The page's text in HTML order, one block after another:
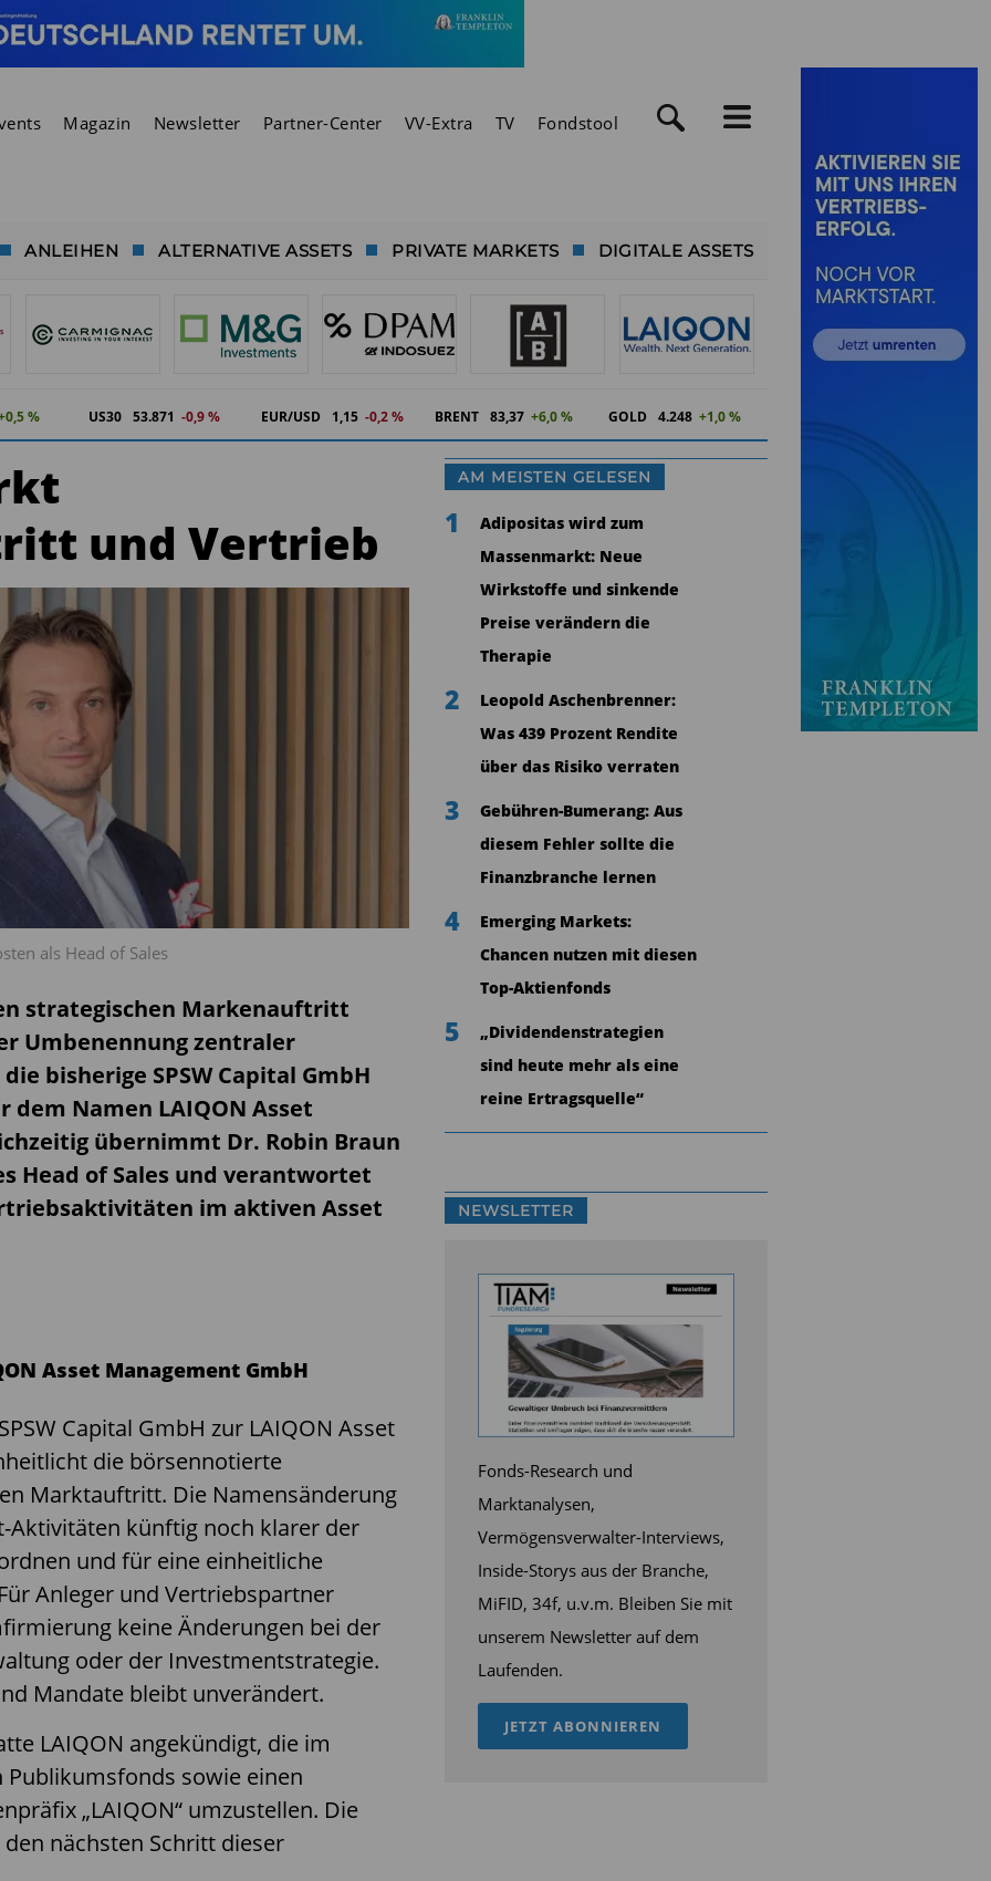
Magazin Newsletter Partner-Center VV-Extra TV Fondstool
ANLEIHEN ALTERNATIVE ASSETS PRIVATE MARKETS DIGITALE ASSETS
% US30 53.871 -0,9 % EUR/USD 1,15 -0,2 % BRENT 83,37 +6,0 % GOLD 4.248 +1,0 %
und Vertrieb
als Head of Sales
strategischen Markenauftritt
Umbenennung zentraler
bisherige SPSW Capital GmbH
dem Namen LAIQON Asset
übernimmt Dr. Robin Braun
Head of Sales und verantwortet
im aktiven Asset
Asset Management GmbH
Capital GmbH zur LAIQON Asset
die börsennotierte
Marktauftritt. Die Namensänderung
Aktivitäten künftig noch klarer der
und für eine einheitliche
Anleger und Vertriebspartner
keine Änderungen bei der
oder der Investmentstrategie.
Mandate bleibt unverändert.
LAIQON angekündigt, die im
sowie einen
„LAIQON“ umzustellen. Die
nächsten Schritt dieser
AM MEISTEN GELESEN
1
Adipositas wird zum
Massenmarkt: Neue
Wirkstoffe und sinkende
Preise verändern die
Therapie
2
Leopold Aschenbrenner:
Was 439 Prozent Rendite
über das Risiko verraten
3
Gebühren-Bumerang: Aus
diesem Fehler sollte die
Finanzbranche lernen
4
Emerging Markets:
Chancen nutzen mit diesen
Top-Aktienfonds
5
„Dividendenstrategien
sind heute mehr als eine
reine Ertragsquelle“
NEWSLETTER
Fonds-Research und
Marktanalysen,
Vermögensverwalter-Interviews,
Inside-Storys aus der Branche,
MiFID, 34f, u.v.m. Bleiben Sie mit
unserem Newsletter auf dem
Laufenden.
JETZT ABONNIEREN